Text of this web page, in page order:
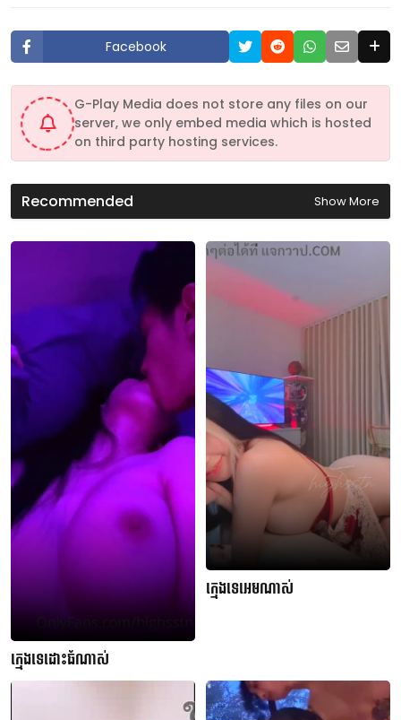
e
2
6
s
c
n
d
s
Facebook
G-Play Media does not store any files on our
server, we only embed media which is hosted
on third party hosting services.
Recommended Show More
ក្មេងទេដោះធំណាស់
ក្មេងទេអេមណាស់